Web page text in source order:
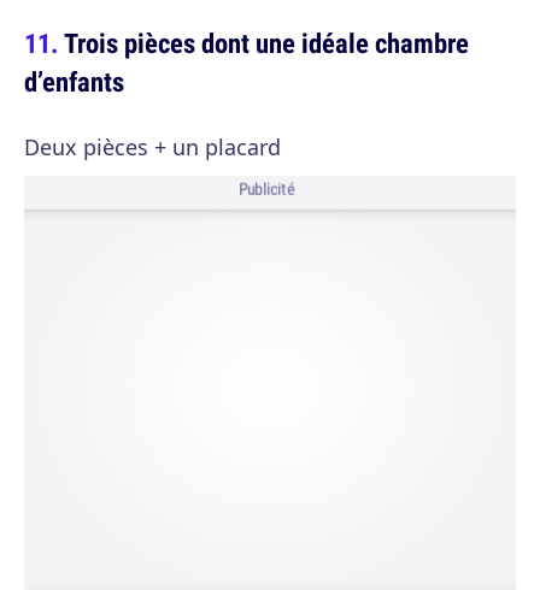
Trois pièces dont une idéale chambre
d’enfants
Deux pièces + un placard
Publicité